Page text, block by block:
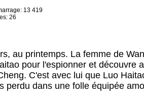
13 419
26
au printemps. La femme de
pour l'espionner et découvre
C'est avec lui que Luo
perdu dans une folle équipée